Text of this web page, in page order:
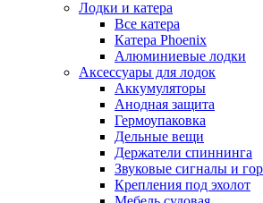
Лодки и катера
Все катера
Катера Phoenix
Алюминиевые лодки
Аксессуары для лодок
Аккумуляторы
Анодная защита
Гермоупаковка
Дельные вещи
Держатели спиннинга
Звуковые сигналы и
Крепления под эхолот